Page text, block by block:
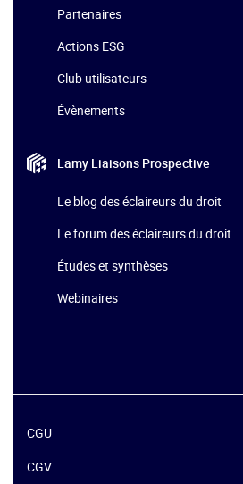
Partenaires
Actions ESG
Club utilisateurs
Évènements
Lamy Liaisons Prospective
Le blog des éclaireurs du droit
Le forum des éclaireurs du droit
Études et synthèses
Webinaires
CGU
CGV